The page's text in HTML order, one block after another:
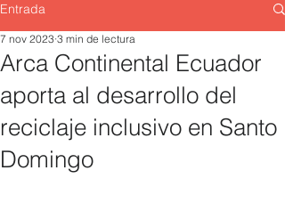
Entrada
Arca Continental Ecuador
aporta al desarrollo del
reciclaje inclusivo en Santo
Domingo
7 nov 2023 3 min de lectura